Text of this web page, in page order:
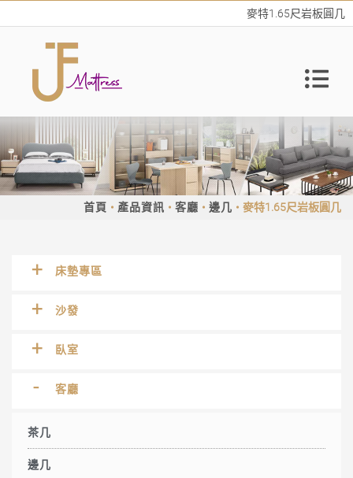
麥特1.65尺岩板圓几
首頁 產品資訊 客廳 邊几 麥特1.65尺岩板圓几
床墊專區
沙發
臥室
客廳
茶几
邊几